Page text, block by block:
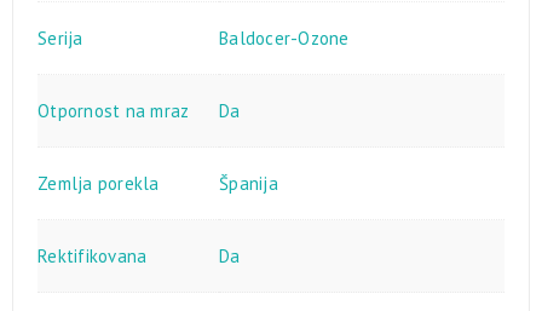
Serija Baldocer-Ozone
Otpornost na mraz Da
Zemlja porekla Španija
Rektifikovana Da